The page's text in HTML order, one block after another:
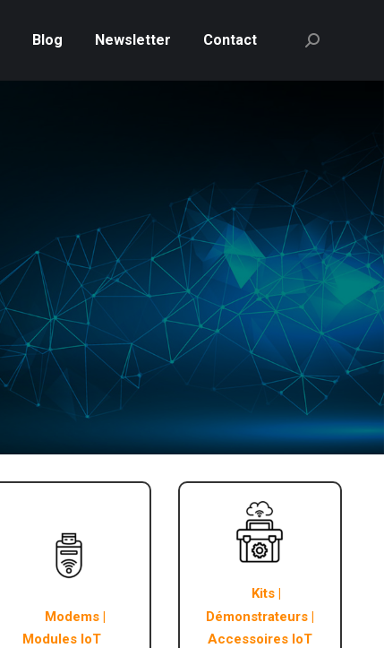
Blog Newsletter Contact
Recherche
Modems |
Modules IoT
Kits |
Démonstrateurs |
Accessoires IoT